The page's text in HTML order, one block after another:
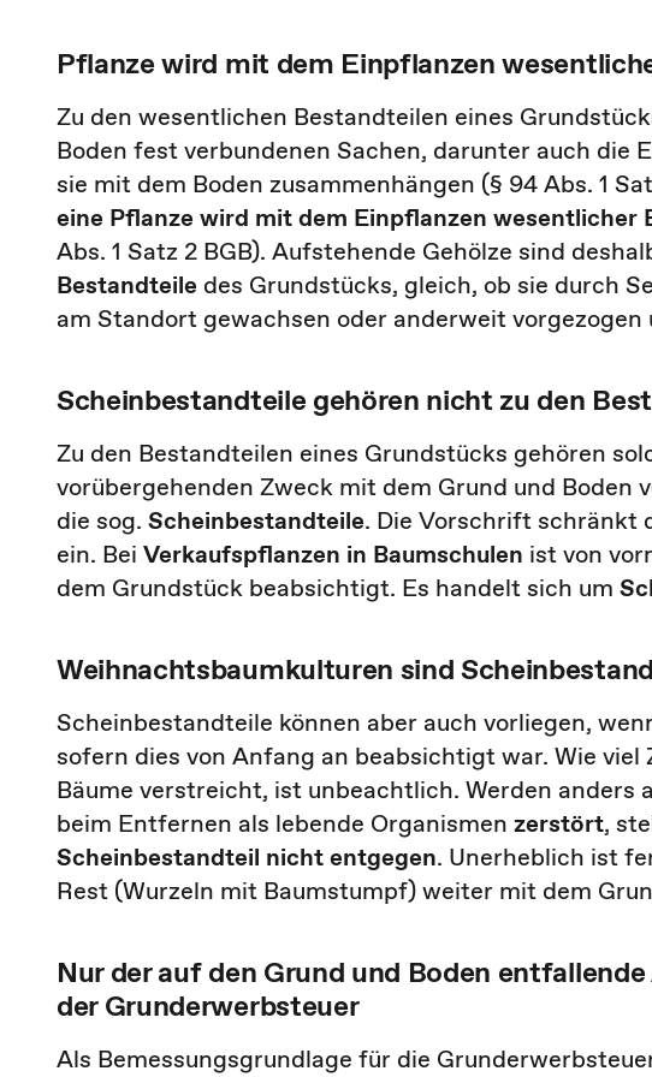
Pflanze wird mit dem Einpflanzen
Zu den wesentlichen Bestandteilen eines
Boden fest verbundenen Sachen, darunter auch die
sie mit dem Boden zusammenhängen (§ 94 Abs. 1
eine Pflanze wird mit dem Einpflanzen wesentlicher
Abs. 1 Satz 2 BGB). Aufstehende Gehölze sind
Bestandteile des Grundstücks, gleich, ob sie durch
am Standort gewachsen oder anderweit
Scheinbestandteile gehören nicht zu den
Zu den Bestandteilen eines Grundstücks gehören
vorübergehenden Zweck mit dem Grund und Boden
die sog. Scheinbestandteile. Die Vorschrift schränkt
ein. Bei Verkaufspflanzen in Baumschulen ist von
dem Grundstück beabsichtigt. Es handelt sich um
Weihnachtsbaumkulturen sind
Scheinbestandteile können aber auch vorliegen,
sofern dies von Anfang an beabsichtigt war. Wie
Bäume verstreicht, ist unbeachtlich. Werden anders
beim Entfernen als lebende Organismen zerstört,
Scheinbestandteil nicht entgegen. Unerheblich ist
Rest (Wurzeln mit Baumstumpf) weiter mit dem
Nur der auf den Grund und Boden
der Grunderwerbsteuer
Als Bemessungsgrundlage für die